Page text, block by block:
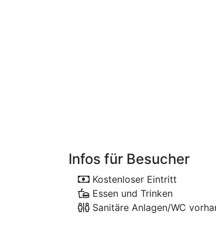
Infos für Besucher
Kostenloser Eintritt
Essen und Trinken
Sanitäre Anlagen/WC